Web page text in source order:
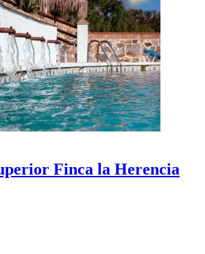
Finca la Herencia